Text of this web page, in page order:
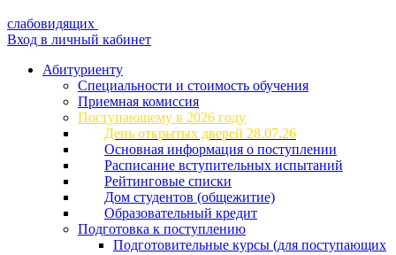
слабовидящих
Вход в личный кабинет
Абитуриенту
Специальности и стоимость обучения
Приемная комиссия
Поступающему в 2026 году
День открытых дверей 28.07.26
Основная информация о поступлении
Расписание вступительных испытаний
Рейтинговые списки
Дом студентов (общежитие)
Образовательный кредит
Подготовка к поступлению
Подготовительные курсы (для поступающих